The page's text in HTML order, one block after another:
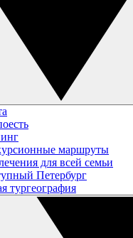
маршруты
для всей семьи
Петербург
тургеография